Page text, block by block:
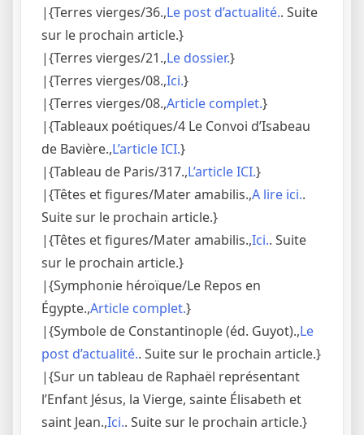
|{Terres vierges/36.,Le post d’actualité.. Suite
sur le prochain article.}
|{Terres vierges/21.,Le dossier.}
|{Terres vierges/08.,Ici.}
|{Terres vierges/08.,Article complet.}
|{Tableaux poétiques/4 Le Convoi d’Isabeau
de Bavière.,L’article ICI.}
|{Tableau de Paris/317.,L’article ICI.}
|{Têtes et figures/Mater amabilis.,A lire ici..
Suite sur le prochain article.}
|{Têtes et figures/Mater amabilis.,Ici.. Suite
sur le prochain article.}
|{Symphonie héroïque/Le Repos en
Égypte.,Article complet.}
|{Symbole de Constantinople (éd. Guyot).,Le
post d’actualité.. Suite sur le prochain article.}
|{Sur un tableau de Raphaël représentant
l’Enfant Jésus, la Vierge, sainte Élisabeth et
saint Jean.,Ici.. Suite sur le prochain article.}